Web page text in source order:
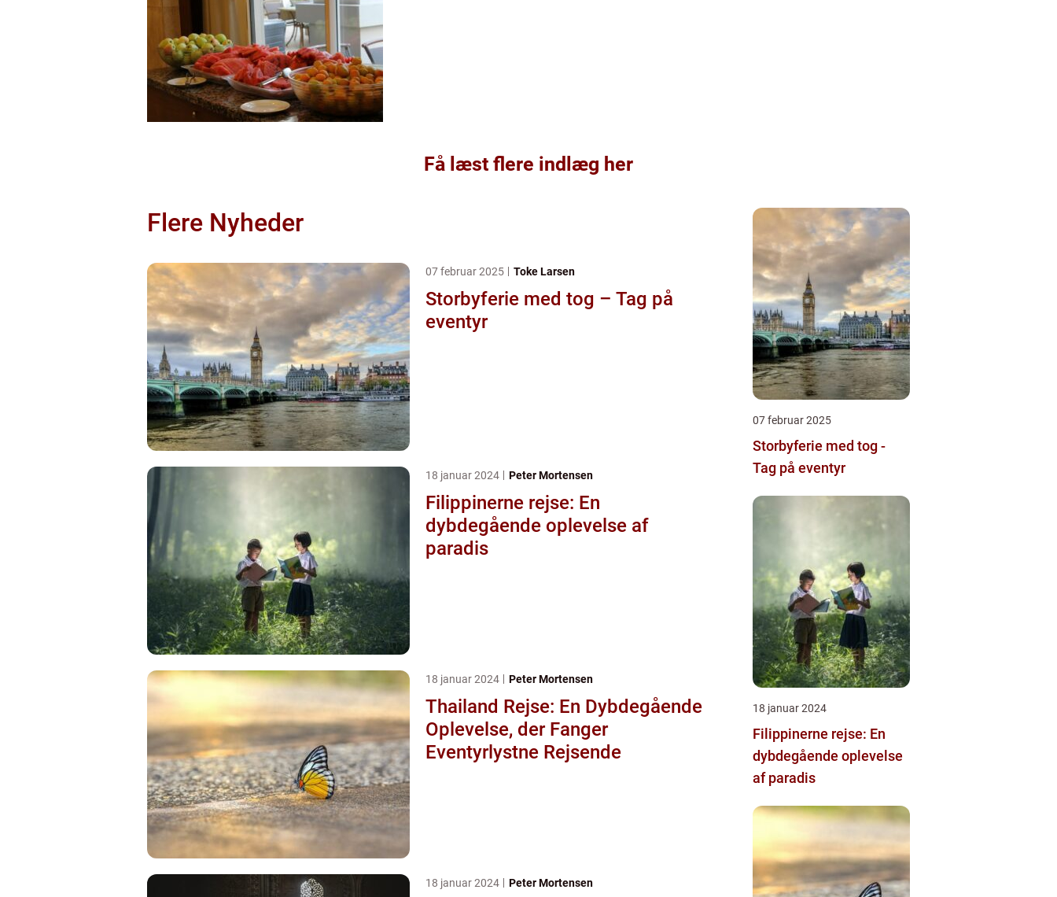
Få læst flere indlæg her
Flere Nyheder
07 februar 2025 Toke Larsen
Storbyferie med tog – Tag på
eventyr
18 januar 2024 Peter Mortensen
Filippinerne rejse: En
dybdegående oplevelse af
paradis
18 januar 2024 Peter Mortensen
Thailand Rejse: En Dybdegående
Oplevelse, der Fanger
Eventyrlystne Rejsende
18 januar 2024 Peter Mortensen
07 februar 2025
Storbyferie med tog -
Tag på eventyr
18 januar 2024
Filippinerne rejse: En
dybdegående oplevelse
af paradis